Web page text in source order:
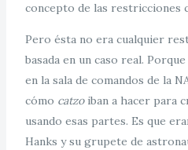
concepto de las restricciones
Pero ésta no era cualquier
basada en un caso real.
en la sala de comandos de la
cómo catzoiban a hacer para
usando esas partes. Es que
Hanks y su grupete de